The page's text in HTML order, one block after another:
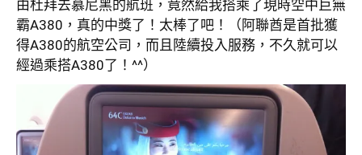
由杜拜去慕尼黑的航班，竟然給我搭乘了現時空中巨無
霸A380，真的中獎了！太棒了吧！（阿聯酋是首批獲
得A380的航空公司，而且陸續投入服務，不久就可以
經過乘搭A380了！^^）